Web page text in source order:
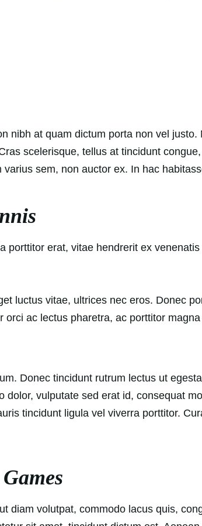
nibh at quam dictum porta non vel justo.
scelerisque, tellus at tincidunt
sem, non auctor ex. In hac
erat, vitae hendrerit ex
luctus vitae, ultrices nec eros. Donec
ac lectus pharetra, ac porttitor
Donec tincidunt rutrum lectus ut
vulputate sed erat id, consequat
tincidunt ligula vel viverra porttitor.
diam volutpat, commodo lacus quis,